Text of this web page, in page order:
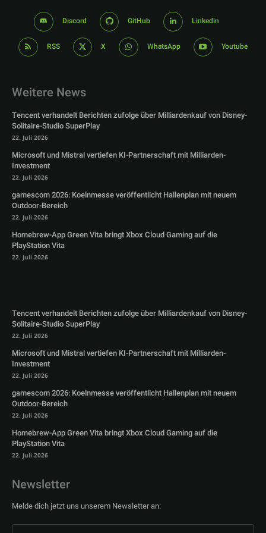
Discord GitHub Linkedin
RSS X WhatsApp Youtube
Weitere News
Tencent verhandelt Berichten zufolge über Milliardenkauf von Disney-
Solitaire-Studio SuperPlay
22. Juli 2026
Microsoft und Mistral vertiefen KI-Partnerschaft mit Milliarden-
Investment
22. Juli 2026
gamescom 2026: Koelnmesse veröffentlicht Hallenplan mit neuem
Outdoor-Bereich
22. Juli 2026
Homebrew-App Green Vita bringt Xbox Cloud Gaming auf die
PlayStation Vita
22. Juli 2026
Tencent verhandelt Berichten zufolge über Milliardenkauf von Disney-
Solitaire-Studio SuperPlay
22. Juli 2026
Microsoft und Mistral vertiefen KI-Partnerschaft mit Milliarden-
Investment
22. Juli 2026
gamescom 2026: Koelnmesse veröffentlicht Hallenplan mit neuem
Outdoor-Bereich
22. Juli 2026
Homebrew-App Green Vita bringt Xbox Cloud Gaming auf die
PlayStation Vita
22. Juli 2026
Newsletter
Melde dich jetzt uns unserem Newsletter an: